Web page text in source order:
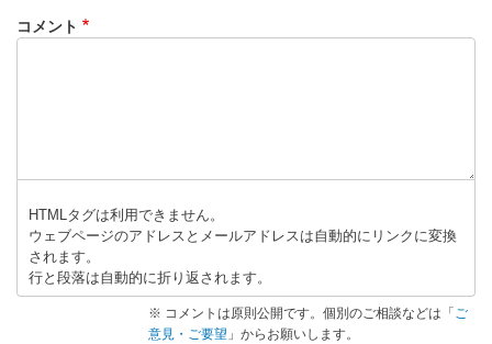
コメント
HTMLタグは利用できません。
ウェブページのアドレスとメールアドレスは自動的にリンクに変換
されます。
行と段落は自動的に折り返されます。
※ コメントは原則公開です。個別のご相談などは「 ご
意見・ご要望 」からお願いします。